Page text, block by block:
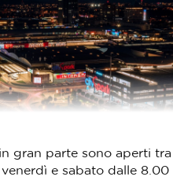
gran parte sono aperti tra
e sabato dalle 8.00